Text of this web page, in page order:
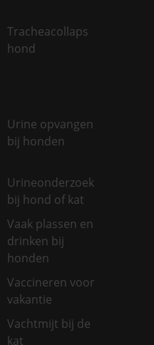
Tracheacollaps
hond
Urine opvangen
bij honden
Urineonderzoek
bij hond of kat
Vaak plassen en
drinken bij
honden
Vaccineren voor
vakantie
Vachtmijt bij de
kat